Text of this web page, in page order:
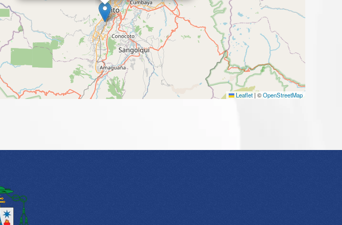
Leaflet | ©OpenStreetMap